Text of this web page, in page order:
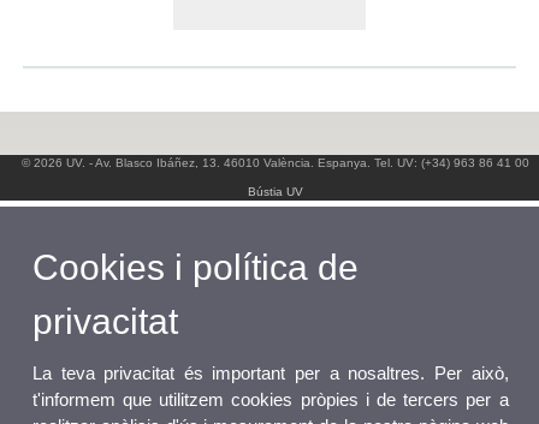
© 2026 UV. - Av. Blasco Ibáñez, 13. 46010 València. Espanya. Tel. UV: (+34) 963 86 41 00
Bústia UV
Cookies i política de
privacitat
La teva privacitat és important per a nosaltres. Per això,
t'informem que utilitzem cookies pròpies i de tercers per a